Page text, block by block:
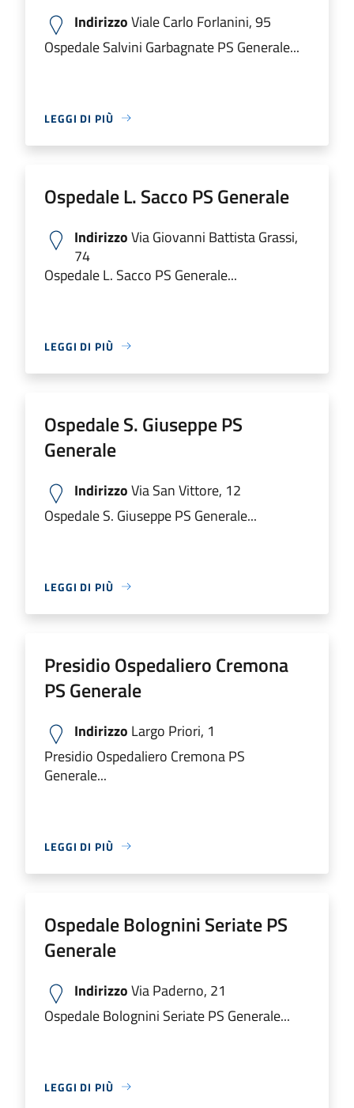
IndirizzoViale Carlo Forlanini, 95
Ospedale Salvini Garbagnate PS Generale...
LEGGI DI PIÙ
Ospedale L. Sacco PS Generale
IndirizzoVia Giovanni Battista Grassi,
74
Ospedale L. Sacco PS Generale...
LEGGI DI PIÙ
Ospedale S. Giuseppe PS
Generale
IndirizzoVia San Vittore, 12
Ospedale S. Giuseppe PS Generale...
LEGGI DI PIÙ
Presidio Ospedaliero Cremona
PS Generale
Indirizzo Largo Priori, 1
Presidio Ospedaliero Cremona PS
Generale...
LEGGI DI PIÙ
Ospedale Bolognini Seriate PS
Generale
IndirizzoVia Paderno, 21
Ospedale Bolognini Seriate PS Generale...
LEGGI DI PIÙ